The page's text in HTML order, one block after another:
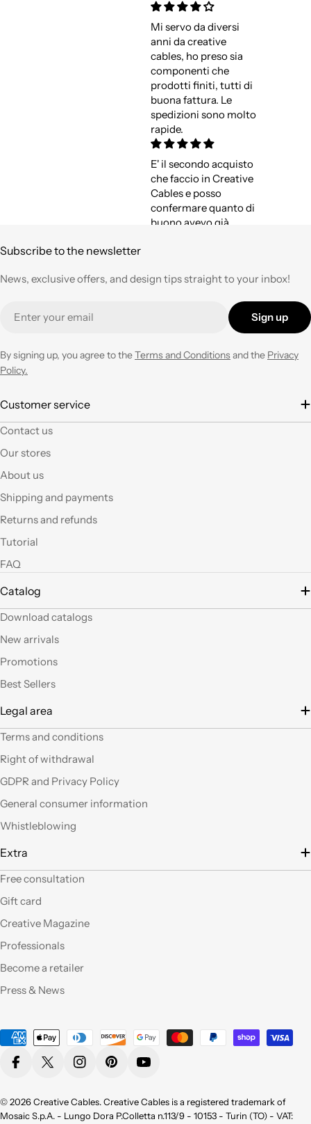
Mi servo da diversi
anni da creative
cables, ho preso sia
componenti che
prodotti finiti, tutti di
buona fattura. Le
spedizioni sono molto
rapide.
E' il secondo acquisto
che faccio in Creative
Cables e posso
confermare quanto di
buono avevo già
velocità nell'evasione
prezzo corretto !
Tornerò su questo
ne avrò necessità con
visitare il nuovo
vuote.Bravi contenute
pienamente
soddisfatta sia per la
qualità appunto ma
Consigliatissimo !
Grazie!
Subscribe to the newsletter
News, exclusive offers, and design tips straight to your inbox!
Sign up
By signing up, you agree to theTerms and Conditions and the Privacy
Policy.
Customer service
Contact us
Our stores
About us
Shipping and payments
Returns and refunds
Tutorial
FAQ
Catalog
Download catalogs
New arrivals
Promotions
Best Sellers
Legal area
Terms and conditions
Right of withdrawal
GDPR and Privacy Policy
General consumer information
Whistleblowing
Extra
Free consultation
Gift card
Creative Magazine
Professionals
Become a retailer
Press & News
Payment
methods
FacebookX (Twitter)InstagramPinterestYouTube
© 2026Creative Cables. Creative Cables is a registered trademark of
Mosaic S.p.A. - Lungo Dora P.Colletta n.113/9 - 10153 - Turin (TO) - VAT: